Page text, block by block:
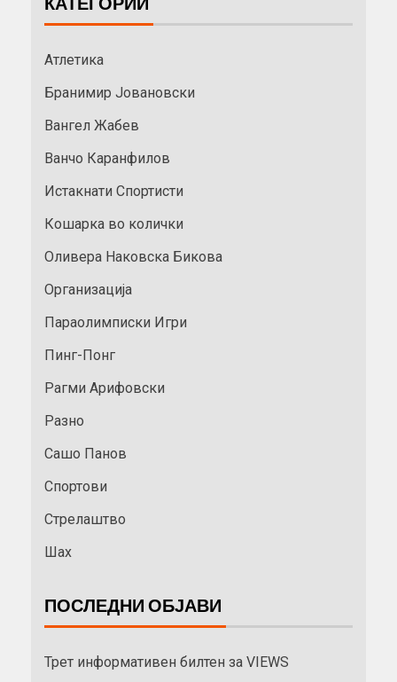
Атлетика
Бранимир Јовановски
Вангел Жабев
Ванчо Каранфилов
Истакнати Спортисти
Кошарка во колички
Оливера Наковска Бикова
Организација
Параолимписки Игри
Пинг-Понг
Рагми Арифовски
Разно
Сашо Панов
Спортови
Стрелаштво
Шах
ПОСЛЕДНИ ОБЈАВИ
Трет информативен билтен за VIEWS